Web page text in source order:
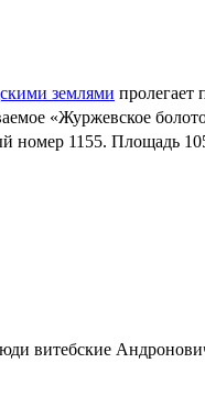
землями пролегает
«Журжевское
номер 1155. Площадь
витебские